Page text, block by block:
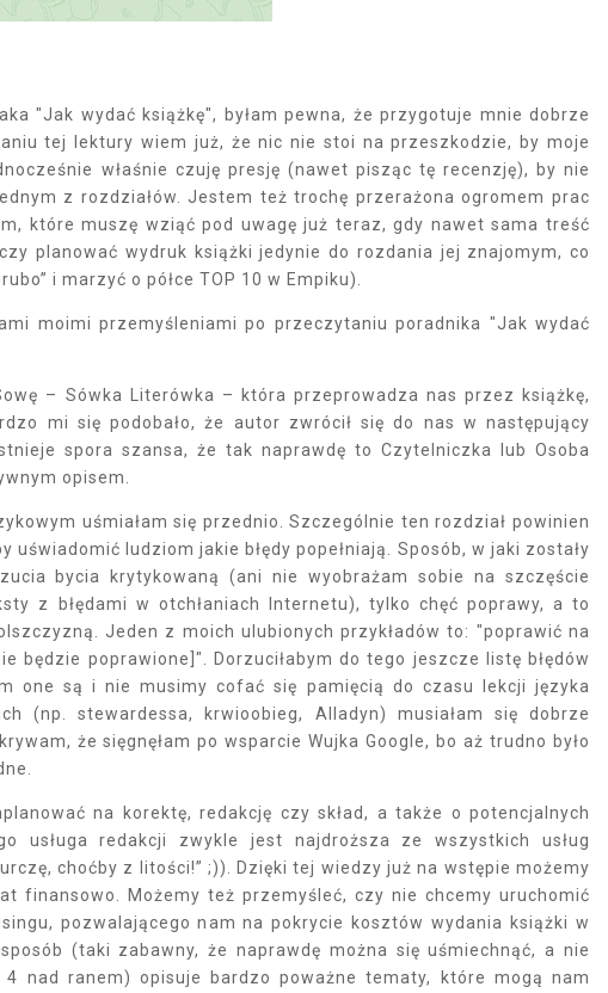
"Jak wydać książkę",
byłam pewna, że przygotuje mnie dobrze
tej lektury wiem już, że nic nie stoi na przeszkodzie, by moje
właśnie czuję presję (nawet pisząc tę recenzję), by nie
z rozdziałów. Jestem też trochę przerażona ogromem prac
które muszę wziąć pod uwagę już teraz, gdy nawet sama treść
planować wydruk książki jedynie do rozdania jej znajomym, co
i marzyć o półce TOP 10 w Empiku).
moimi przemyśleniami po przeczytaniu poradnika "Jak wydać
– Sówka Literówka – która przeprowadza nas przez książkę,
mi się podobało, że autor zwrócił się do nas w następujący
spora szansa, że tak naprawdę to Czytelniczka lub Osoba
opisem.
uśmiałam się przednio. Szczególnie ten rozdział powinien
ludziom jakie błędy popełniają. Sposób, w jaki zostały
bycia krytykowaną (ani nie wyobrażam sobie na szczęście
z błędami w otchłaniach Internetu), tylko chęć poprawy, a to
Jeden z moich ulubionych przykładów to: "poprawić na
będzie poprawione]" . Dorzuciłabym do tego jeszcze listę błędów
one są i nie musimy cofać się pamięcią do czasu lekcji języka
(np. stewardessa, krwioobieg, Alladyn) musiałam się dobrze
że sięgnęłam po wsparcie Wujka Google, bo aż trudno było
na korektę, redakcję czy skład, a także o potencjalnych
usługa redakcji zwykle jest najdroższa ze wszystkich usług
choćby z litości!” ;)). Dzięki tej wiedzy już na wstępie możemy
finansowo. Możemy też przemyśleć, czy nie chcemy uruchomić
pozwalającego nam na pokrycie kosztów wydania książki w
(taki zabawny, że naprawdę można się uśmiechnąć, a nie
nad ranem) opisuje bardzo poważne tematy, które mogą nam